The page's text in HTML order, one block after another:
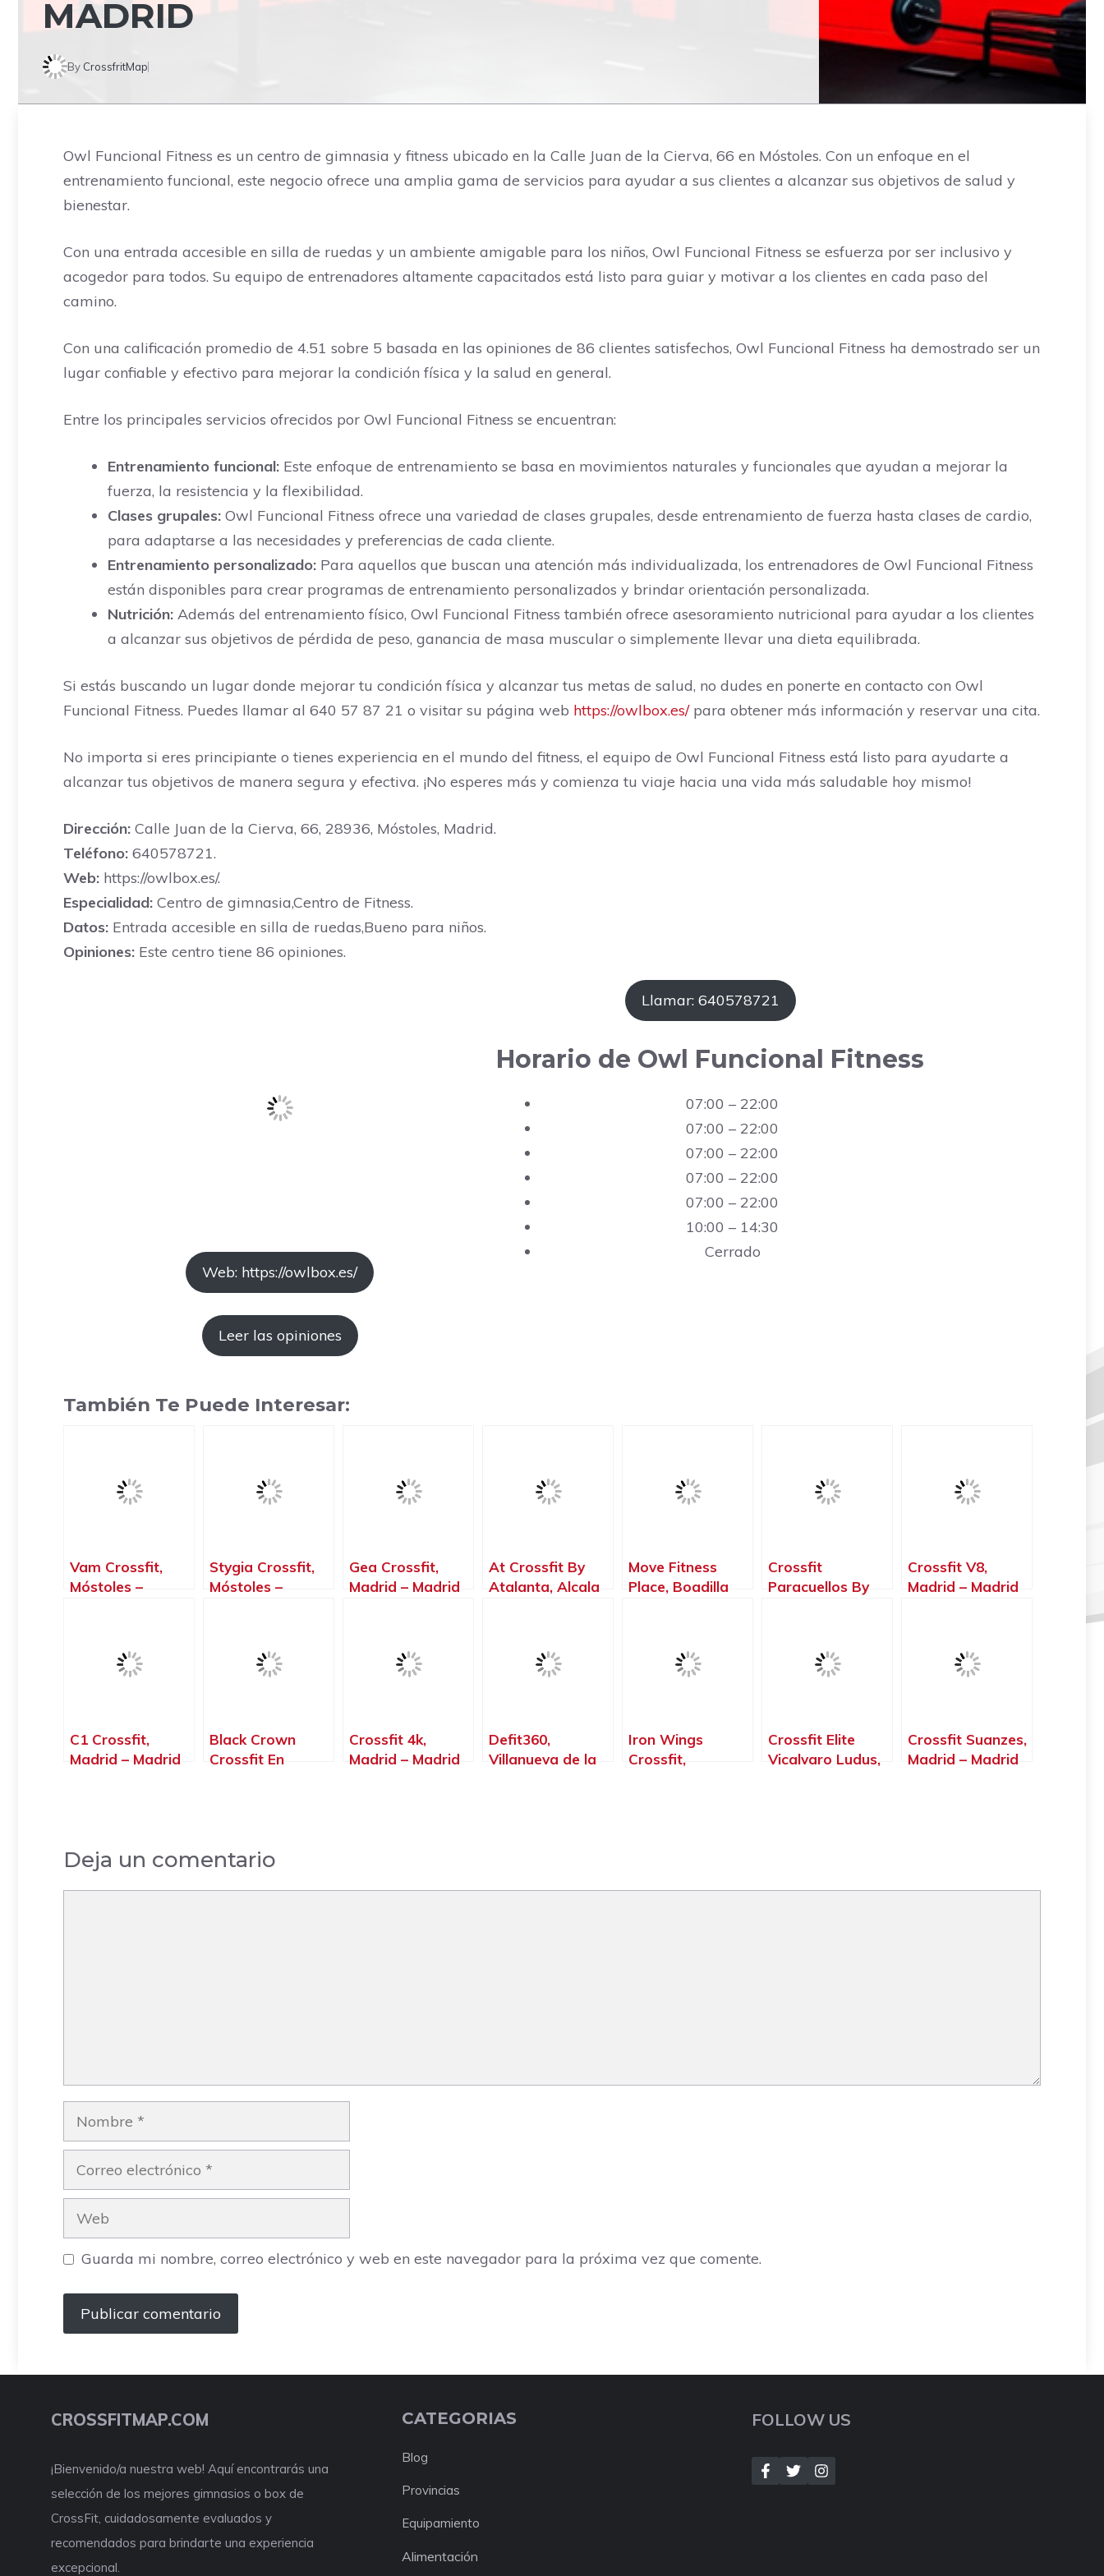
MADRID
By CrossfritMap
Owl Funcional Fitness es un centro de gimnasia y fitness ubicado en la Calle Juan de la Cierva, 66 en Móstoles. Con un enfoque en el
entrenamiento funcional, este negocio ofrece una amplia gama de servicios para ayudar a sus clientes a alcanzar sus objetivos de salud y
bienestar.
Con una entrada accesible en silla de ruedas y un ambiente amigable para los niños, Owl Funcional Fitness se esfuerza por ser inclusivo y
acogedor para todos. Su equipo de entrenadores altamente capacitados está listo para guiar y motivar a los clientes en cada paso del
camino.
Con una calificación promedio de 4.51 sobre 5 basada en las opiniones de 86 clientes satisfechos, Owl Funcional Fitness ha demostrado ser un
lugar confiable y efectivo para mejorar la condición física y la salud en general.
Entre los principales servicios ofrecidos por Owl Funcional Fitness se encuentran:
Entrenamiento funcional: Este enfoque de entrenamiento se basa en movimientos naturales y funcionales que ayudan a mejorar la
fuerza, la resistencia y la flexibilidad.
Clases grupales: Owl Funcional Fitness ofrece una variedad de clases grupales, desde entrenamiento de fuerza hasta clases de cardio,
para adaptarse a las necesidades y preferencias de cada cliente.
Entrenamiento personalizado: Para aquellos que buscan una atención más individualizada, los entrenadores de Owl Funcional Fitness
están disponibles para crear programas de entrenamiento personalizados y brindar orientación personalizada.
Nutrición: Además del entrenamiento físico, Owl Funcional Fitness también ofrece asesoramiento nutricional para ayudar a los clientes
a alcanzar sus objetivos de pérdida de peso, ganancia de masa muscular o simplemente llevar una dieta equilibrada.
Si estás buscando un lugar donde mejorar tu condición física y alcanzar tus metas de salud, no dudes en ponerte en contacto con Owl
Funcional Fitness. Puedes llamar al 640 57 87 21 o visitar su página web https://owlbox.es/para obtener más información y reservar una cita.
No importa si eres principiante o tienes experiencia en el mundo del fitness, el equipo de Owl Funcional Fitness está listo para ayudarte a
alcanzar tus objetivos de manera segura y efectiva. ¡No esperes más y comienza tu viaje hacia una vida más saludable hoy mismo!
Dirección: Calle Juan de la Cierva, 66, 28936, Móstoles, Madrid.
Teléfono: 640578721.
Web: https://owlbox.es/.
Especialidad: Centro de gimnasia,Centro de Fitness.
Datos: Entrada accesible en silla de ruedas,Bueno para niños.
Opiniones: Este centro tiene 86 opiniones.
Web: https://owlbox.es/
Leer las opiniones
Llamar: 640578721
Horario de Owl Funcional Fitness
07:00 – 22:00
07:00 – 22:00
07:00 – 22:00
07:00 – 22:00
07:00 – 22:00
10:00 – 14:30
Cerrado
También Te Puede Interesar:
Vam Crossfit,
Móstoles –
Stygia Crossfit,
Móstoles –
Gea Crossfit,
Madrid – Madrid
At Crossfit By
Atalanta, Alcala
Move Fitness
Place, Boadilla
Crossfit
Paracuellos By
Crossfit V8,
Madrid – Madrid
C1 Crossfit,
Madrid – Madrid
Black Crown
Crossfit En
Crossfit 4k,
Madrid – Madrid
Defit360,
Villanueva de la
Iron Wings
Crossfit,
Crossfit Elite
Vicalvaro Ludus,
Crossfit Suanzes,
Madrid – Madrid
Deja un comentario
Nombre
Correo
electrónico
Web
Guarda mi nombre, correo electrónico y web en este navegador para la próxima vez que comente.
CROSSFITMAP.COM
¡Bienvenido/a nuestra web! Aquí encontrarás una
selección de los mejores gimnasios o box de
CrossFit, cuidadosamente evaluados y
recomendados para brindarte una experiencia
excepcional.
CATEGORIAS
Blog
Provincias
Equipamiento
Alimentación
FOLLOW US